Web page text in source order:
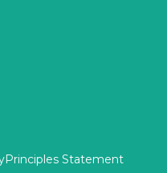
Principles Statement